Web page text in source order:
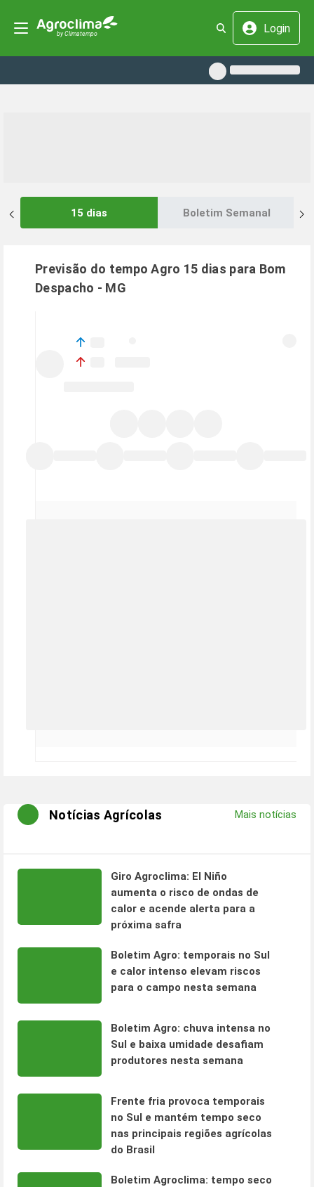
Login
15 dias Boletim Semanal
Previsão do tempo Agro 15 dias para Bom
Despacho - MG
Notícias Agrícolas Mais notícias
Giro Agroclima: El Niño
aumenta o risco de ondas de
calor e acende alerta para a
próxima safra
Boletim Agro: temporais no Sul
e calor intenso elevam riscos
para o campo nesta semana
Boletim Agro: chuva intensa no
Sul e baixa umidade desafiam
produtores nesta semana
Frente fria provoca temporais
no Sul e mantém tempo seco
nas principais regiões agrícolas
do Brasil
Boletim Agroclima: tempo seco